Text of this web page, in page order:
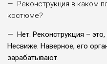
— Реконструкция в каком
костюме?
— Нет. Реконструкция – это,
Несвиже. Наверное, его
зарабатывают.